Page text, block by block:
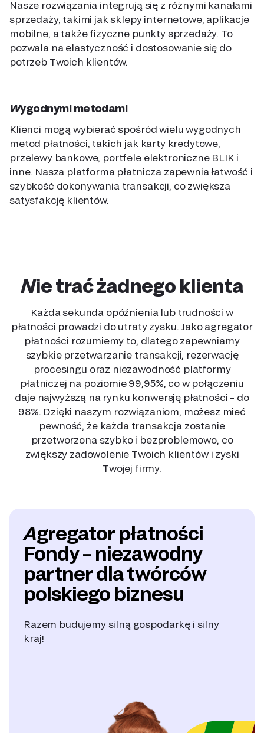
Nasze rozwiązania integrują się z różnymi kanałami
sprzedaży, takimi jak sklepy internetowe, aplikacje
mobilne, a także fizyczne punkty sprzedaży. To
pozwala na elastyczność i dostosowanie się do
potrzeb Twoich klientów.
Wygodnymi metodami
Klienci mogą wybierać spośród wielu wygodnych
metod płatności, takich jak karty kredytowe,
przelewy bankowe, portfele elektroniczne BLIK i
inne. Nasza platforma płatnicza zapewnia łatwość i
szybkość dokonywania transakcji, co zwiększa
satysfakcję klientów.
Nie trać żadnego klienta
Każda sekunda opóźnienia lub trudności w
płatności prowadzi do utraty zysku. Jako agregator
płatności rozumiemy to, dlatego zapewniamy
szybkie przetwarzanie transakcji, rezerwację
procesingu oraz niezawodność platformy
płatniczej na poziomie 99,95%, co w połączeniu
daje najwyższą na rynku konwersję płatności – do
98%. Dzięki naszym rozwiązaniom, możesz mieć
pewność, że każda transakcja zostanie
przetworzona szybko i bezproblemowo, co
zwiększy zadowolenie Twoich klientów i zyski
Twojej firmy.
Agregator płatności
Fondy – niezawodny
partner dla twórców
polskiego biznesu
Razem budujemy silną gospodarkę i silny
kraj!